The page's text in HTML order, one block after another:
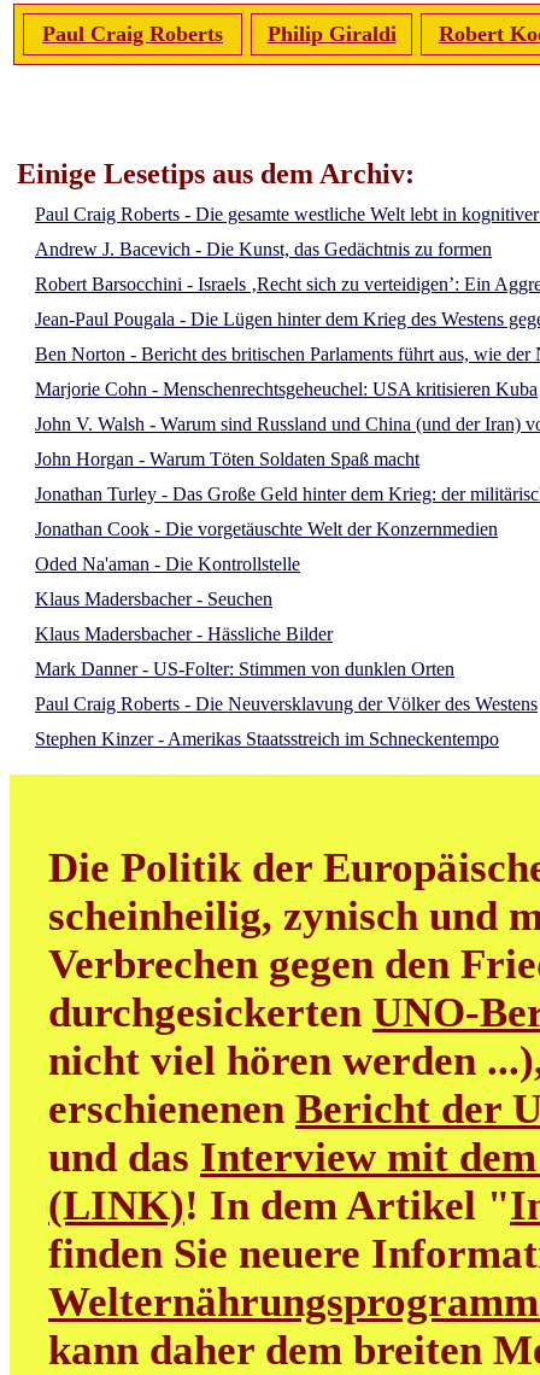
Paul Craig Roberts Philip Giraldi Robert
Einige Lesetips aus dem Archiv:
Paul Craig Roberts - Die gesamte westliche Welt lebt in
Andrew J. Bacevich - Die Kunst, das Gedächtnis zu formen
Robert Barsocchini - Israels ‚Recht sich zu verteidigen’: Ein
Jean-Paul Pougala - Die Lügen hinter dem Krieg des Westens
Ben Norton - Bericht des britischen Parlaments führt aus, wie
Marjorie Cohn - Menschenrechtsgeheuchel: USA kritisieren Kuba
John V. Walsh - Warum sind Russland und China (und der Iran)
John Horgan - Warum Töten Soldaten Spaß macht
Jonathan Turley - Das Große Geld hinter dem Krieg: der
Jonathan Cook - Die vorgetäuschte Welt der Konzernmedien
Oded Na'aman - Die Kontrollstelle
Klaus Madersbacher - Seuchen
Klaus Madersbacher - Hässliche Bilder
Mark Danner - US-Folter: Stimmen von dunklen Orten
Paul Craig Roberts - Die Neuversklavung der Völker des Westens
Stephen Kinzer - Amerikas Staatsstreich im Schneckentempo
Die Politik der
scheinheilig, zynisch und
Verbrechen gegen den
durchgesickerten UNO-
nicht viel hören werden
erschienenen Bericht der
und das Interview mit
(LINK)! In dem Artikel "
finden Sie neuere
kann daher dem breiten